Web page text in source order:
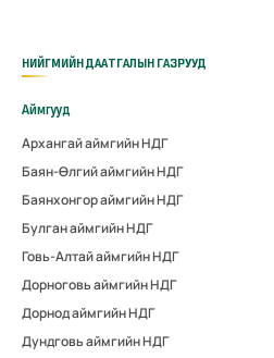
НИЙГМИЙН ДААТГАЛЫН ГАЗРУУД
Аймгууд
Архангай аймгийн НДГ
Баян-Өлгий аймгийн НДГ
Баянхонгор аймгийн НДГ
Булган аймгийн НДГ
Говь-Алтай аймгийн НДГ
Дорноговь аймгийн НДГ
Дорнод аймгийн НДГ
Дундговь аймгийн НДГ